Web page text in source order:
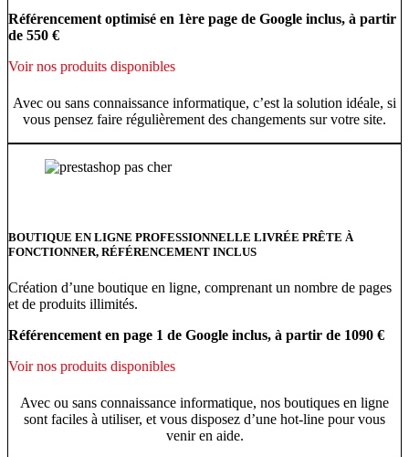
Référencement optimisé en 1ère page de Google inclus, à partir
de 550 €
Voir nos produits disponibles
Avec ou sans connaissance informatique, c’est la solution idéale, si
vous pensez faire régulièrement des changements sur votre site.
BOUTIQUE EN LIGNE PROFESSIONNELLE LIVRÉE PRÊTE À
FONCTIONNER, RÉFÉRENCEMENT INCLUS
Création d’une boutique en ligne, comprenant un nombre de pages
et de produits illimités.
Référencement en page 1 de Google inclus, à partir de 1090 €
Voir nos produits disponibles
Avec ou sans connaissance informatique, nos boutiques en ligne
sont faciles à utiliser, et vous disposez d’une hot-line pour vous
venir en aide.